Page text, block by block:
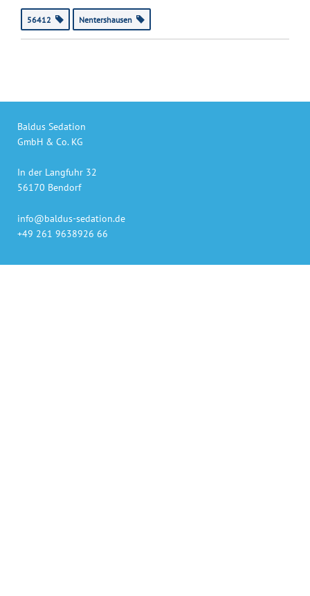
56412 Nentershausen
Baldus Sedation
GmbH & Co. KG
In der Langfuhr 32
56170 Bendorf
info@baldus-sedation.de
+49 261 9638926 66